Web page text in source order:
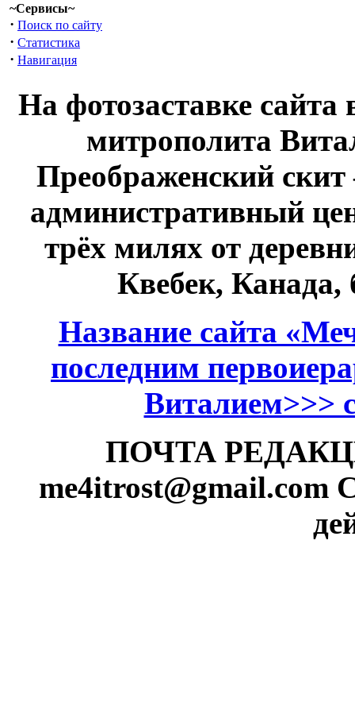
~Сервисы~
· Поиск по сайту
· Статистика
· Навигация
На фотозаставке сайта
митрополита
Преображенский
административный
трёх милях от
Квебек,
Название сайта
последним
Виталием>>>
ПОЧТА
me4itrost@gmail.com